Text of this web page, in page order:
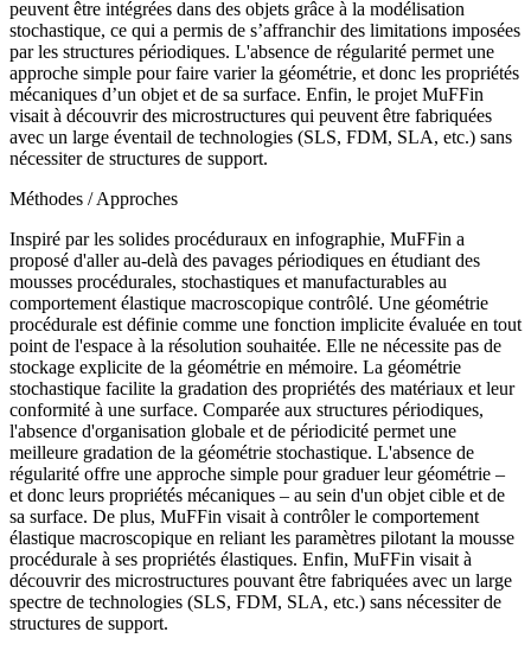
peuvent être intégrées dans des objets grâce à la modélisation
stochastique, ce qui a permis de s’affranchir des limitations imposées
par les structures périodiques. L'absence de régularité permet une
approche simple pour faire varier la géométrie, et donc les propriétés
mécaniques d’un objet et de sa surface. Enfin, le projet MuFFin
visait à découvrir des microstructures qui peuvent être fabriquées
avec un large éventail de technologies (SLS, FDM, SLA, etc.) sans
nécessiter de structures de support.
Méthodes / Approches
Inspiré par les solides procéduraux en infographie, MuFFin a
proposé d'aller au-delà des pavages périodiques en étudiant des
mousses procédurales, stochastiques et manufacturables au
comportement élastique macroscopique contrôlé. Une géométrie
procédurale est définie comme une fonction implicite évaluée en tout
point de l'espace à la résolution souhaitée. Elle ne nécessite pas de
stockage explicite de la géométrie en mémoire. La géométrie
stochastique facilite la gradation des propriétés des matériaux et leur
conformité à une surface. Comparée aux structures périodiques,
l'absence d'organisation globale et de périodicité permet une
meilleure gradation de la géométrie stochastique. L'absence de
régularité offre une approche simple pour graduer leur géométrie –
et donc leurs propriétés mécaniques – au sein d'un objet cible et de
sa surface. De plus, MuFFin visait à contrôler le comportement
élastique macroscopique en reliant les paramètres pilotant la mousse
procédurale à ses propriétés élastiques. Enfin, MuFFin visait à
découvrir des microstructures pouvant être fabriquées avec un large
spectre de technologies (SLS, FDM, SLA, etc.) sans nécessiter de
structures de support.